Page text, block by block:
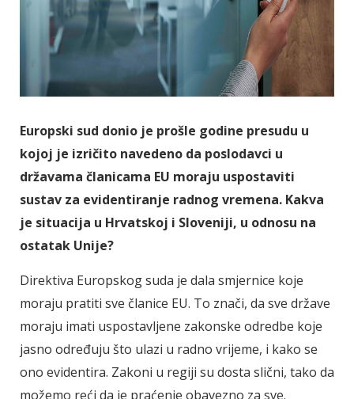
Europski sud donio je prošle godine presudu u
kojoj je izričito navedeno da poslodavci u
državama članicama EU moraju uspostaviti
sustav za evidentiranje radnog vremena. Kakva
je situacija u Hrvatskoj i Sloveniji, u odnosu na
ostatak Unije?
Direktiva Europskog suda je dala smjernice koje
moraju pratiti sve članice EU. To znači, da sve države
moraju imati uspostavljene zakonske odredbe koje
jasno određuju što ulazi u radno vrijeme, i kako se
ono evidentira. Zakoni u regiji su dosta slični, tako da
možemo reći da je praćenje obavezno za sve.